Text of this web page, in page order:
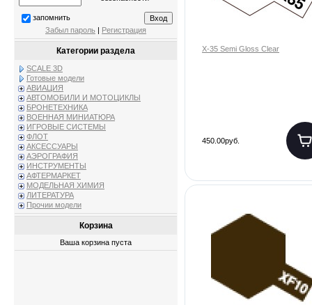
запомнить
Забыл пароль | Регистрация
Категории раздела
SCALE 3D
Готовые модели
АВИАЦИЯ
АВТОМОБИЛИ И МОТОЦИКЛЫ
БРОНЕТЕХНИКА
ВОЕННАЯ МИНИАТЮРА
ИГРОВЫЕ СИСТЕМЫ
ФЛОТ
АКСЕССУАРЫ
АЭРОГРАФИЯ
ИНСТРУМЕНТЫ
АФТЕРМАРКЕТ
МОДЕЛЬНАЯ ХИМИЯ
ЛИТЕРАТУРА
Прочии модели
Корзина
Ваша корзина пуста
X-35 Semi Gloss Clear
450.00руб.